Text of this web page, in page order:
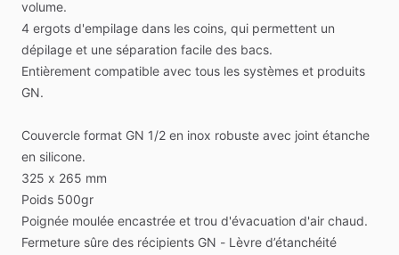
volume.
4 ergots d'empilage dans les coins, qui permettent un
dépilage et une séparation facile des bacs.
Entièrement compatible avec tous les systèmes et produits
GN.
Couvercle format GN 1​/​2 en inox robuste avec joint étanche
en silicone.
325 x 265 mm
Poids 500gr
Poignée moulée encastrée et trou d'évacuation d'air chaud.
Fermeture sûre des récipients GN - Lèvre d’étanchéité